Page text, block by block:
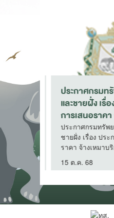
ยฝั่งที่
รเสนอ
กล้า
ากล้า
๘,๑๙๘
เลและ
และ
ทาง
งาน
รับปลูก
ษากล้า
๙๘ กล้า
าน
ประกาศกรมท
และชายฝั่ง เรื่
การเสนอราค
ภายนอกเพื่อ
การขับเคลื่อนง
ชายฝั่งและอา
โดยวิธีเฉพาะเจ
ประกาศกรมทรัพย
ชายฝั่ง เรื่อง ประ
ราคา จ้างเหมาบุ
ชุมชนชายฝั่งและ
ชายฝั่งและเครือข่
28 ก.พ. 67